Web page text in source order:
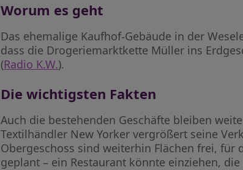
Worum es geht
Das ehemalige Kaufhof-Gebäude in der
dass die Drogeriemarktkette Müller ins
(Radio K.W.).
Die wichtigsten Fakten
Auch die bestehenden Geschäfte bleiben
Textilhändler New Yorker vergrößert seine
Obergeschoss sind weiterhin Flächen frei,
geplant – ein Restaurant könnte einziehen,